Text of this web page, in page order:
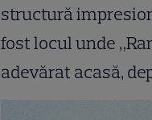
structură
fost locul unde
adevărat acasă,